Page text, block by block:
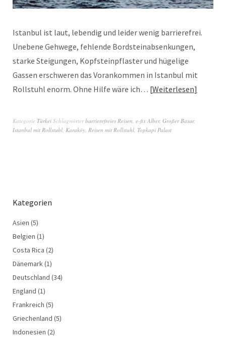
Istanbul ist laut, lebendig und leider wenig barrierefrei.
Unebene Gehwege, fehlende Bordsteinabsenkungen,
starke Steigungen, Kopfsteinpflaster und hügelige
Gassen erschweren das Vorankommen in Istanbul mit
Rollstuhl enorm. Ohne Hilfe wäre ich… Weiterlesen
Kategorie Türkei Schlagwörterbarrierefreies Reisen, e-fix Alber, Großer Basar,
Istanbul mit Rollstuhl, Karaköy, Reisen mit Rollstuhl, Topkapi Palast
Kategorien
Asien (5)
Belgien (1)
Costa Rica (2)
Dänemark(1)
Deutschland (34)
England (1)
Frankreich (5)
Griechenland (5)
Indonesien (2)